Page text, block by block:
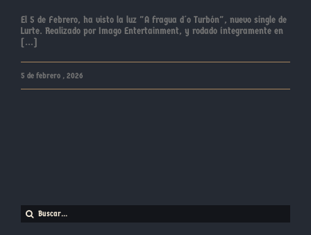
El 5 de Febrero, ha visto la luz "A fragua d´o Turbón", nuevo single de
Lurte. Realizado por Imago Entertainment, y rodado íntegramente en
[...]
5 de febrero , 2026
Buscar: